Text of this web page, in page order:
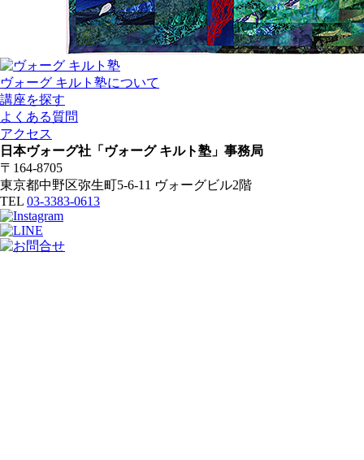
ヴォーグ キルト塾について
講座を探す
よくある質問
アクセス
日本ヴォーグ社「ヴォーグ キルト塾」事務局
〒164-8705
東京都中野区弥生町5-6-11 ヴォーグビル2階
TEL 03-3383-0613